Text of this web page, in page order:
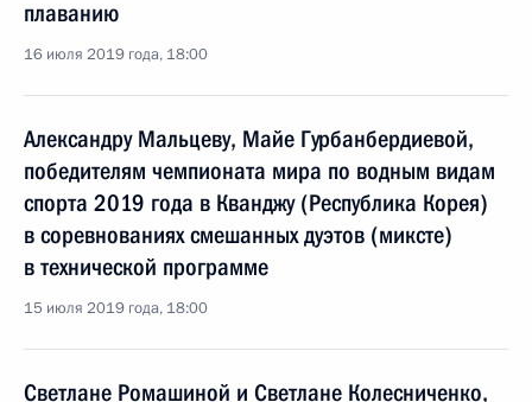
плаванию
16 июля 2019 года, 18:00
Александру Мальцеву, Майе Гурбанбердиевой,
победителям чемпионата мира по водным видам
спорта 2019 года в Кванджу (Республика Корея)
в соревнованиях смешанных дуэтов (миксте)
в технической программе
15 июля 2019 года, 18:00
Светлане Ромашиной и Светлане Колесниченко,